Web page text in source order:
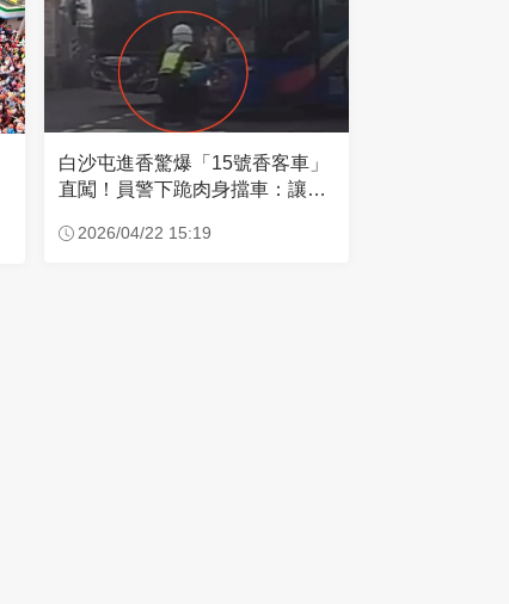
白沙屯進香驚爆「15號香客車」
直闖！員警下跪肉身擋車：讓行
2026/04/22 15:19